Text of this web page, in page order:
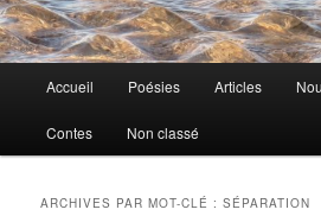
principal
Accueil Poésies Articles
Contes Non classé
ARCHIVES PAR MOT-CLÉ :SÉPARATION